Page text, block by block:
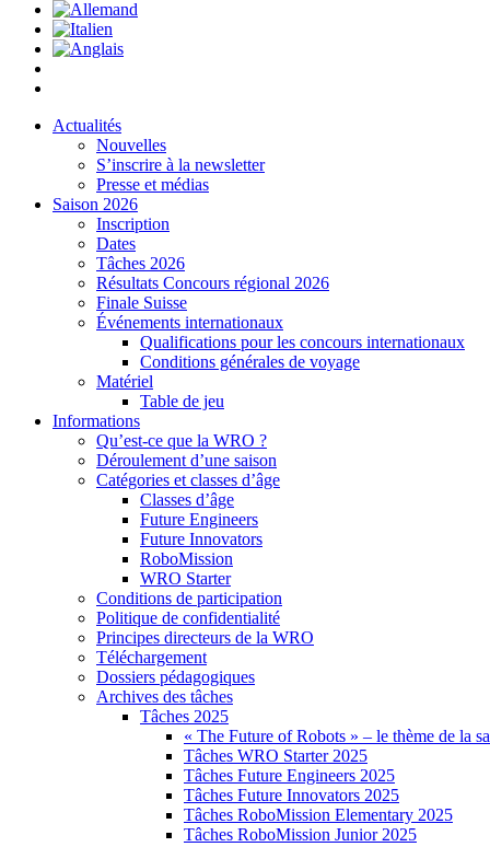
Actualités
Nouvelles
S’inscrire à la newsletter
Presse et médias
Saison 2026
Inscription
Dates
Tâches 2026
Résultats Concours régional 2026
Finale Suisse
Événements internationaux
Qualifications pour les concours internationaux
Conditions générales de voyage
Matériel
Table de jeu
Informations
Qu’est-ce que la WRO ?
Déroulement d’une saison
Catégories et classes d’âge
Classes d’âge
Future Engineers
Future Innovators
RoboMission
WRO Starter
Conditions de participation
Politique de confidentialité
Principes directeurs de la WRO
Téléchargement
Dossiers pédagogiques
Archives des tâches
Tâches 2025
« The Future of Robots » – le thème de la
Tâches WRO Starter 2025
Tâches Future Engineers 2025
Tâches Future Innovators 2025
Tâches RoboMission Elementary 2025
Tâches RoboMission Junior 2025